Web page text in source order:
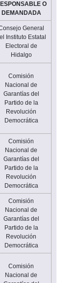
O
DEMANDADA
General
Instituto Estatal
Electoral de
Hidalgo
Comisión
Nacional de
Garantías del
Partido de la
Revolución
Democrática
Comisión
Nacional de
Garantías del
Partido de la
Revolución
Democrática
Comisión
Nacional de
Garantías del
Partido de la
Revolución
Democrática
Comisión
Nacional de